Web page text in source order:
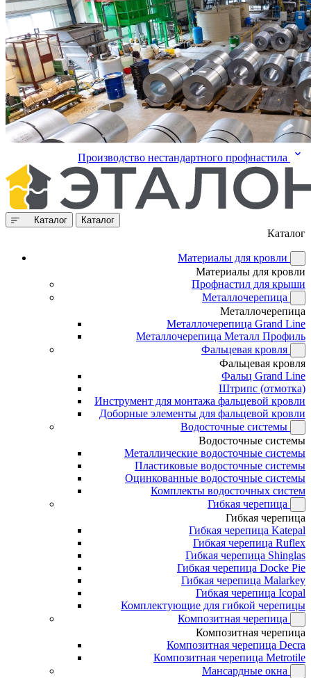
Производство нестандартного профнастила
Каталог Каталог
Каталог
Материалы для кровли
Материалы для кровли
Профнастил для крыши
Металлочерепица
Металлочерепица
Металлочерепица Grand Line
Металлочерепица Металл Профиль
Фальцевая кровля
Фальцевая кровля
Фальц Grand Line
Штрипс (отмотка)
Инструмент для монтажа фальцевой кровли
Доборные элементы для фальцевой кровли
Водосточные системы
Водосточные системы
Металлические водосточные системы
Пластиковые водосточные системы
Оцинкованные водосточные системы
Комплекты водосточных систем
Гибкая черепица
Гибкая черепица
Гибкая черепица Katepal
Гибкая черепица Ruflex
Гибкая черепица Shinglas
Гибкая черепица Docke Pie
Гибкая черепица Malarkey
Гибкая черепица Icopal
Комплектующие для гибкой черепицы
Композитная черепица
Композитная черепица
Композитная черепица Decra
Композитная черепица Metrotile
Мансардные окна